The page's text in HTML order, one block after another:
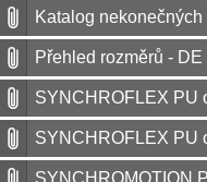
Katalog
Přehled rozměrů - DE
SYNCHROFLEX PU
SYNCHROFLEX PU
SYNCHROMOTION